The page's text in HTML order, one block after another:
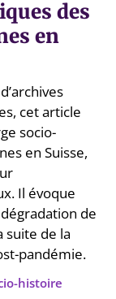
des
en
cet article
socio-
en Suisse,
Il évoque
de
suite de la
pandémie.
histoire